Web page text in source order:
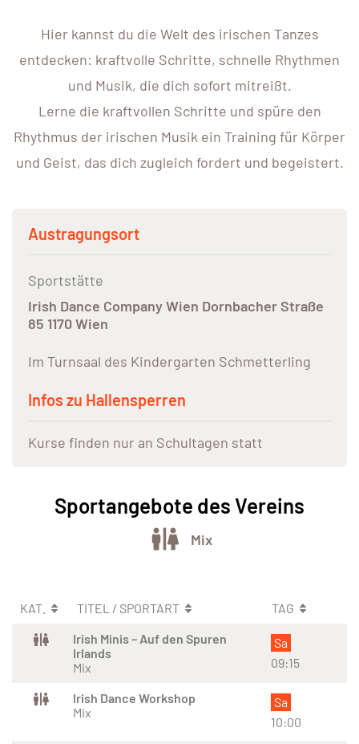
Hier kannst du die Welt des irischen Tanzes
entdecken: kraftvolle Schritte, schnelle Rhythmen
und Musik, die dich sofort mitreißt.
Lerne die kraftvollen Schritte und spüre den
Rhythmus der irischen Musik ein Training für Körper
und Geist, das dich zugleich fordert und begeistert.
Austragungsort
Sportstätte
Irish Dance Company Wien Dornbacher Straße
85 1170 Wien
Im Turnsaal des Kindergarten Schmetterling
Infos zu Hallensperren
Kurse finden nur an Schultagen statt
Sportangebote des Vereins
Mix
KAT. TITEL / SPORTART
TAG
Irish Minis – Auf den Spuren
Irlands
Mix
Sa
09:15
Irish Dance Workshop
Mix
Sa
10:00